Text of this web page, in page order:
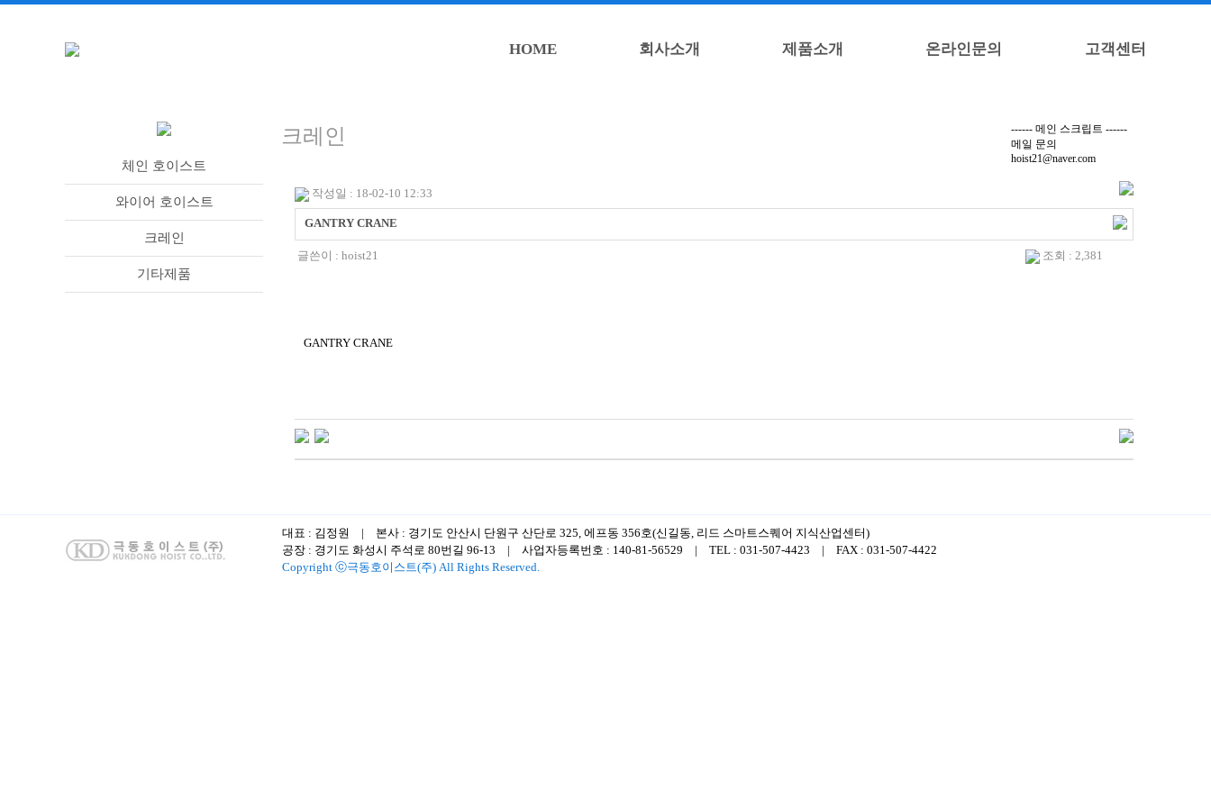
HOME 회사소개 제품소개 온라인문의 고객센터
체인 호이스트
와이어 호이스트
크레인
기타제품
크레인
------ 메인 스크립트 ------
메일 문의
hoist21@naver.com
작성일 : 18-02-10 12:33
GANTRY CRANE
글쓴이 : hoist21 조회 : 2,381
GANTRY CRANE
대표 : 김정원 | 본사 : 경기도 안산시 단원구 산단로 325, 에프동 356호(신길동, 리드 스마트스퀘어 지식산업센터)
공장 : 경기도 화성시 주석로 80번길 96-13 | 사업자등록번호 : 140-81-56529 | TEL : 031-507-4423 | FAX : 031-507-4422
Copyright ⓒ극동호이스트(주) All Rights Reserved.